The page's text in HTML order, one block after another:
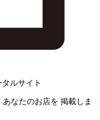
ルサイト
あなたのお店を 掲載しま